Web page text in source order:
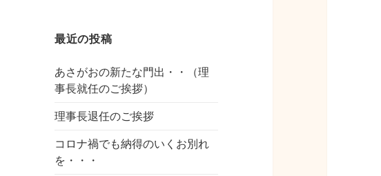
最近の投稿
あさがおの新たな門出・・（理
事長就任のご挨拶）
理事長退任のご挨拶
コロナ禍でも納得のいくお別れ
を・・・